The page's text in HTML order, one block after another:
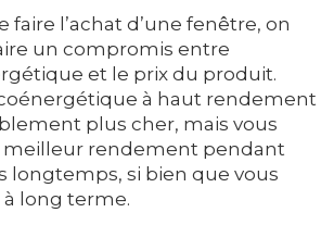
l’achat d’une fenêtre, on
un compromis entre
et le prix du produit.
à haut rendement
plus cher, mais vous
rendement pendant
longtemps, si bien que vous
long terme.